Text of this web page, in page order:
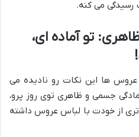
رسیدگی می کنه.
تو آماده ای،
ها این نکات رو نادیده می
جسمی و ظاهری توی روز پرو،
از خودت با لباس عروس داشته